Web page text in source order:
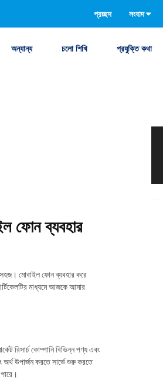
প্রচ্ছদ সংবাদ
অন্যান্য চলো শিখি প্রযুক্তি কথা
ফোন ব্যবহার
মোবাইল ফোন ব্যবহার করে
মাধ্যমে আজকে আমার
রিসার্চ কোম্পানি বিভিন্ন পণ্য এবং
উপার্জন করতে সার্ভে শুরু করতে